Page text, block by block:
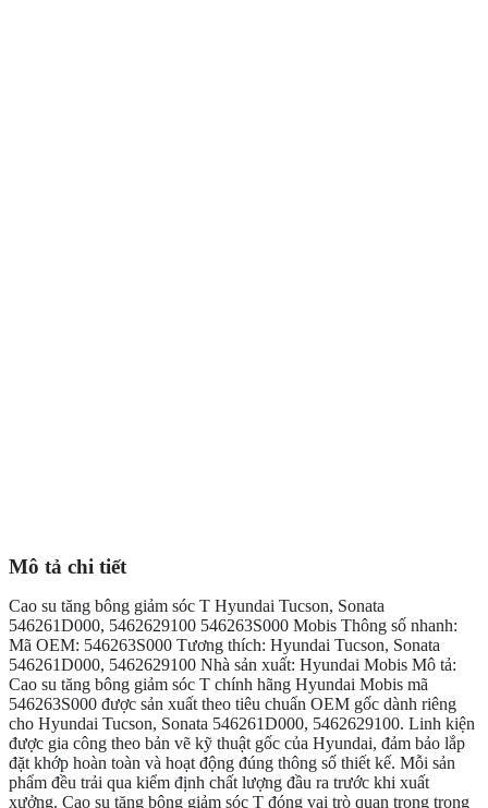
Mô tả chi tiết
Cao su tăng bông giảm sóc T Hyundai Tucson, Sonata
546261D000, 5462629100 546263S000 Mobis Thông số nhanh:
Mã OEM: 546263S000 Tương thích: Hyundai Tucson, Sonata
546261D000, 5462629100 Nhà sản xuất: Hyundai Mobis Mô tả:
Cao su tăng bông giảm sóc T chính hãng Hyundai Mobis mã
546263S000 được sản xuất theo tiêu chuẩn OEM gốc dành riêng
cho Hyundai Tucson, Sonata 546261D000, 5462629100. Linh kiện
được gia công theo bản vẽ kỹ thuật gốc của Hyundai, đảm bảo lắp
đặt khớp hoàn toàn và hoạt động đúng thông số thiết kế. Mỗi sản
phẩm đều trải qua kiểm định chất lượng đầu ra trước khi xuất
xưởng. Cao su tăng bông giảm sóc T đóng vai trò quan trọng trong